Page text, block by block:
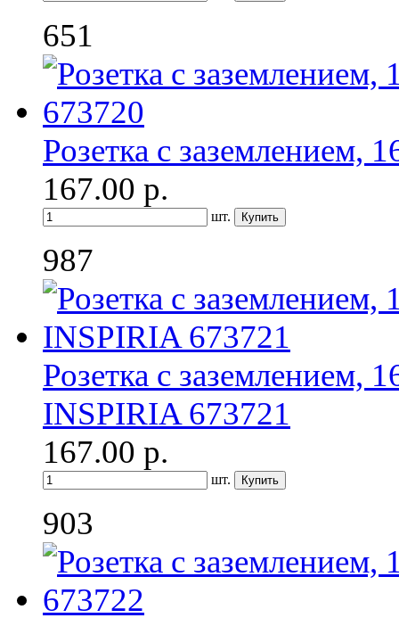
651
Розетка с
167.00 р.
шт.
987
Розетка с заземлением,
INSPIRIA 673721
167.00 р.
шт.
903